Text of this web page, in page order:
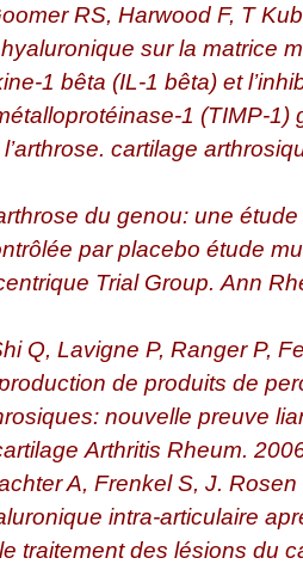
RS, Harwood F, T
hyaluronique sur la matrice
1 bêta (IL-1 bêta) et
1 (TIMP-
cartilage
du genou: une
par placebo étude
Trial Group. Ann
Q, Lavigne P, Ranger P,
de produits de
nouvelle preuve
Arthritis Rheum.
A, Frenkel S, J. Rosen
intra-articulaire
traitement des lésions du